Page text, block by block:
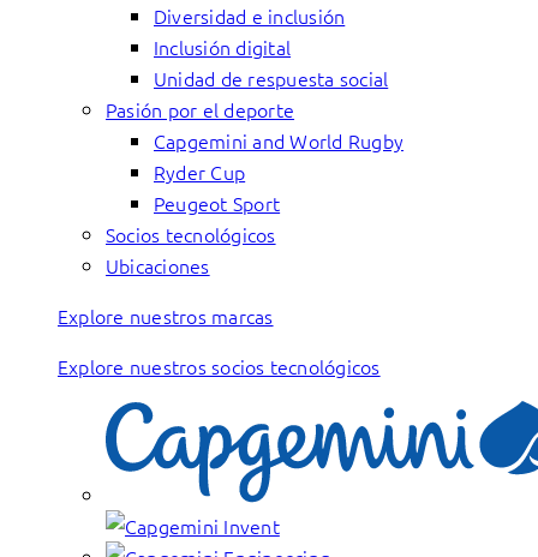
Diversidad e inclusión
Inclusión digital
Unidad de respuesta social
Pasión por el deporte
Capgemini and World Rugby
Ryder Cup
Peugeot Sport
Socios tecnológicos
Ubicaciones
Explore nuestros marcas
Explore nuestros socios tecnológicos